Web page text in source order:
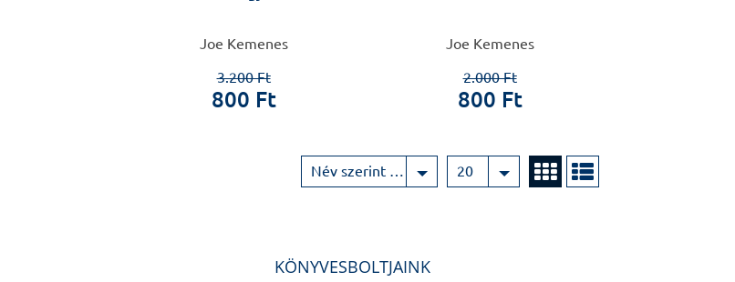
Joe Kemenes
3.200 Ft
800 Ft
Joe Kemenes
2.000 Ft
800 Ft
Név szerint növekvő 20
KÖNYVESBOLTJAINK